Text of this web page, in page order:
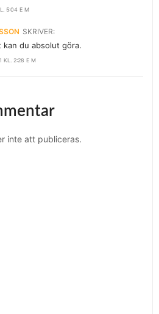
5:04 E M
SKRIVER:
KL. 2:28 E M
kan du absolut göra.
inte att publiceras.